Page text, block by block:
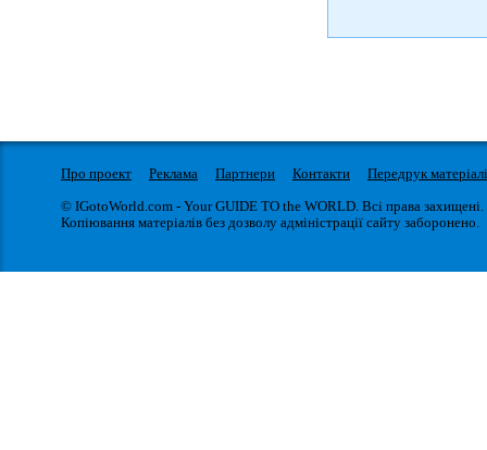
Про проект Реклама Партнери Контакти
Передрук
© IGotoWorld.com - Your GUIDE TO the WORLD. Всі права захищені.
Копіювання матеріалів без дозволу адміністрації сайту заборонено.